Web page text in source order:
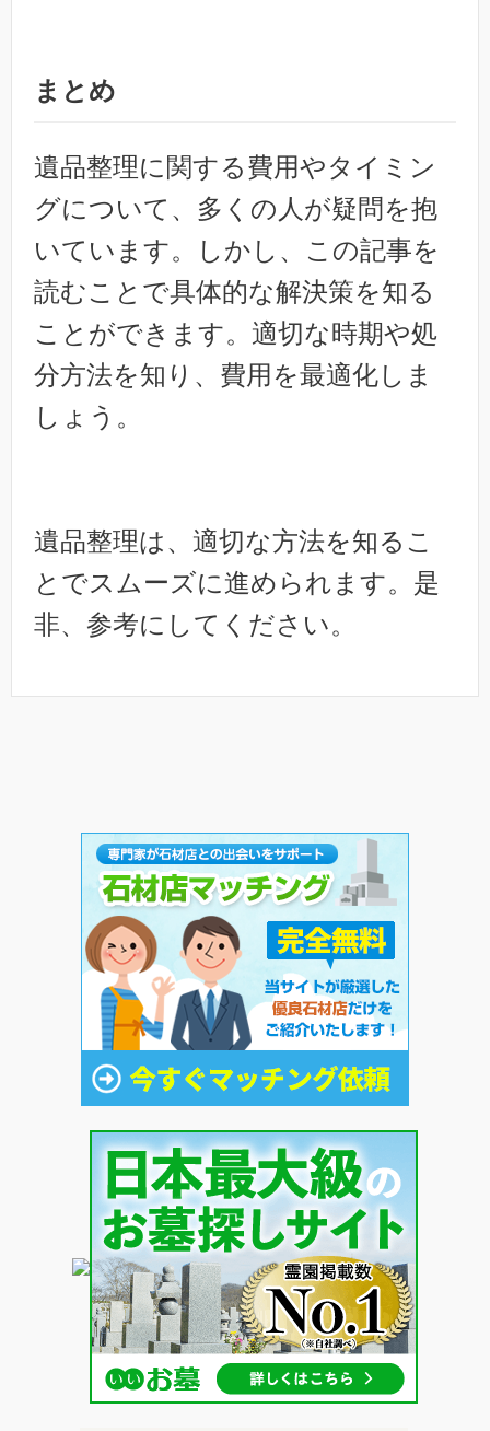
まとめ
遺品整理に関する費用やタイミン
グについて、多くの人が疑問を抱
いています。しかし、この記事を
読むことで具体的な解決策を知る
ことができます。適切な時期や処
分方法を知り、費用を最適化しま
しょう。
遺品整理は、適切な方法を知るこ
とでスムーズに進められます。是
非、参考にしてください。